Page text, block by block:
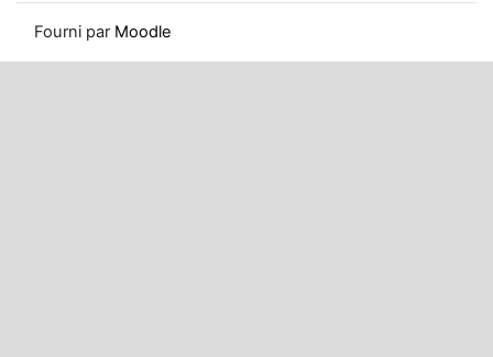
Fourni par Moodle